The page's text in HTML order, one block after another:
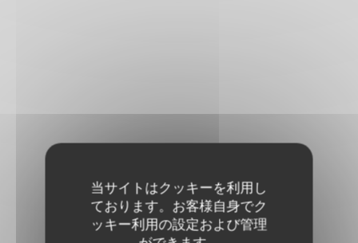
当サイトはクッキーを利用し
ております。お客様自身でク
ッキー利用の設定および管理